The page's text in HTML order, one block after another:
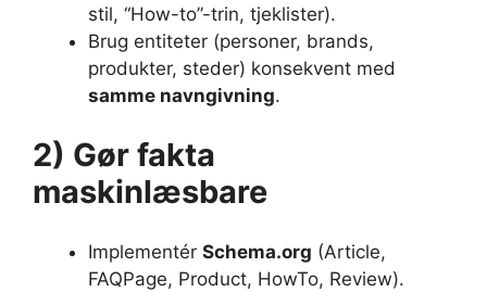
stil, “How-to”-trin, tjeklister).
Brug entiteter (personer, brands,
produkter, steder) konsekvent med
samme navngivning.
2) Gør fakta
maskinlæsbare
Implementér Schema.org (Article,
FAQPage, Product, HowTo, Review).